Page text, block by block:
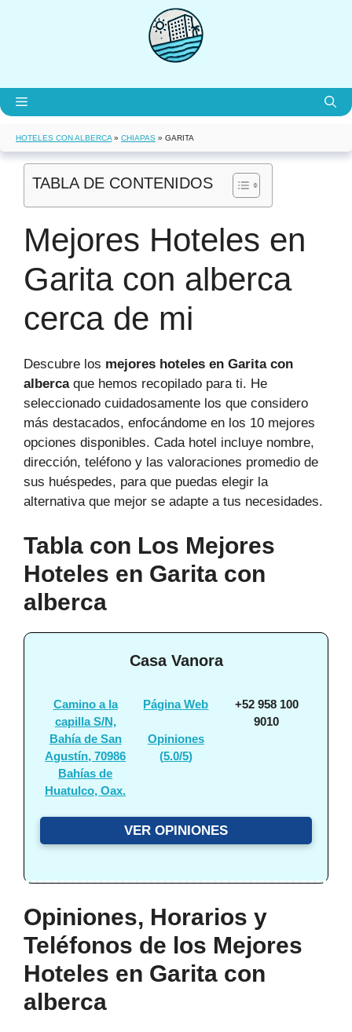
Menú
HOTELES CON ALBERCA » CHIAPAS » GARITA
TABLA DE CONTENIDOS
Mejores Hoteles en
Garita con alberca
cerca de mi
Descubre los mejores hoteles en Garita con
albercaque hemos recopilado para ti. He
seleccionado cuidadosamente los que considero
más destacados, enfocándome en los 10 mejores
opciones disponibles. Cada hotel incluye nombre,
dirección, teléfono y las valoraciones promedio de
sus huéspedes, para que puedas elegir la
alternativa que mejor se adapte a tus necesidades.
Tabla con Los Mejores
Hoteles en Garita con
alberca
Casa Vanora
Camino a la
capilla S/N,
Bahía de San
Agustín, 70986
Bahías de
Huatulco, Oax.
Página Web
Opiniones
(5.0/5)
+52 958 100
9010
VER OPINIONES
Opiniones, Horarios y
Teléfonos de los Mejores
Hoteles en Garita con
alberca